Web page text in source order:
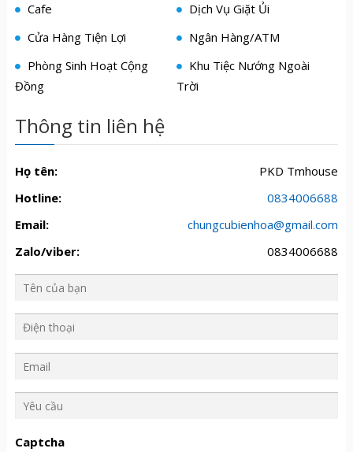
Cafe
Dịch Vụ Giặt Ủi
Cửa Hàng Tiện Lợi
Ngân Hàng/ATM
Phòng Sinh Hoạt Cộng
Đồng
Khu Tiệc Nướng Ngoài
Trời
Thông tin liên hệ
Họ tên:
PKD Tmhouse
Hotline:
0834006688
Email:
chungcubienhoa@gmail.com
Zalo/viber:
0834006688
c
Captcha